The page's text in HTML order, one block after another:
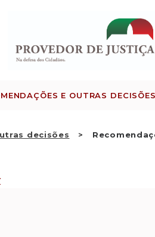
E OUTRAS DECISÕES
decisões
QUEM SOMOS
ATIVIDADE